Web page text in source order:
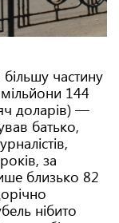
частину
144
доларів) —
батько,
за
близько 82
нібито